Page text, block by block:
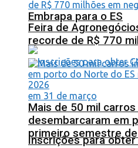
Embrapa para o ES
Inscrições para obter
Feira de
recorde de R$ 770
Mais de 50 mil
desembarcaram em
primeiro semestre